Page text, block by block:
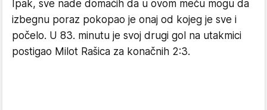
Ipak, sve nade domaćih da u ovom meču mogu da
izbegnu poraz pokopao je onaj od kojeg je sve i
počelo. U 83. minutu je svoj drugi gol na utakmici
postigao Milot Rašica za konačnih 2:3.